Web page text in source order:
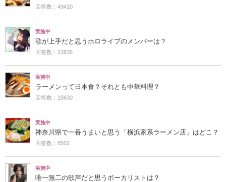
回答数：49410
実施中
歌が上手だと思うホロライブのメンバーは？
回答数：23836
実施中
ラーメンって日本食？それとも中華料理？
回答数：19630
実施中
神奈川県で一番うまいと思う「横浜家系ラーメン店」はどこ？
回答数：8502
実施中
唯一無二の歌声だと思うボーカリストは？